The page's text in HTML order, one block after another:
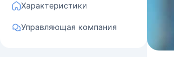
Характеристики
Управляющая компания